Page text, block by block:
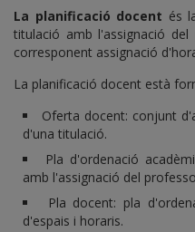
inicio
La planificació docent és
titulació amb l'assignació
corresponent assignació
La planificació docent està
Oferta docent: conjunt
d'una titulació.
Pla d'ordenació
amb l'assignació del
Pla docent: pla
d'espais i horaris.